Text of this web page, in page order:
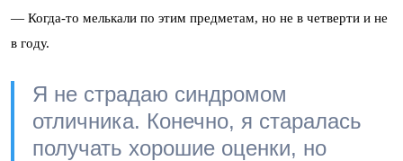
— Когда-то мелькали по этим предметам, но не в четверти и не
в году.
Я не страдаю синдромом
отличника. Конечно, я старалась
получать хорошие оценки, но